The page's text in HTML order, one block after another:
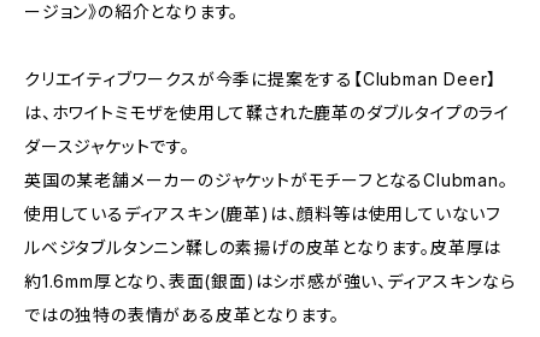
ージョン》の紹介となります。
クリエイティブワークスが今季に提案をする【Clubman Deer】
は、ホワイトミモザを使用して鞣された鹿革のダブルタイプのライ
ダースジャケットです。
英国の某老舗メーカーのジャケットがモチーフとなるClubman。
使用しているディアスキン(鹿革)は、顔料等は使用していないフ
ルベジタブルタンニン鞣しの素揚げの皮革となります。皮革厚は
約1.6mm厚となり、表面(銀面)はシボ感が強い、ディアスキンなら
ではの独特の表情がある皮革となります。